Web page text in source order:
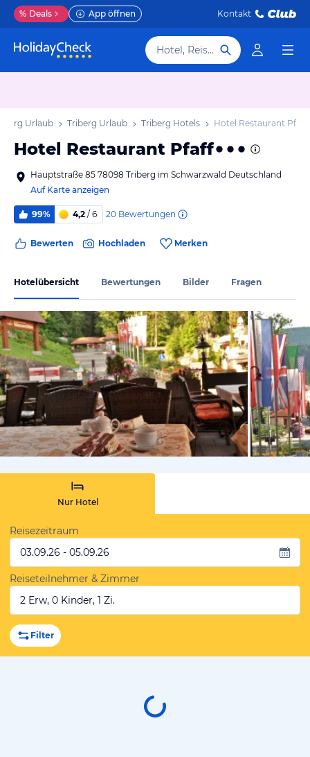
% Deals App öffnen Kontakt
Hotel, Reiseziel
Urlaub Triberg Urlaub Triberg Hotels Hotel Restaurant Pfaff
Hotel Restaurant Pfaff
Hauptstraße 85 78098 Triberg im Schwarzwald Deutschland
Auf Karte anzeigen
99% 4,2 / 6 20 Bewertungen
Bewerten Hochladen Merken
Hotelübersicht Bewertungen Bilder Fragen
vom
Nur Hotel
Reisezeitraum
03.09.26 - 05.09.26
Reiseteilnehmer & Zimmer
2 Erw, 0 Kinder, 1 Zi.
Filter